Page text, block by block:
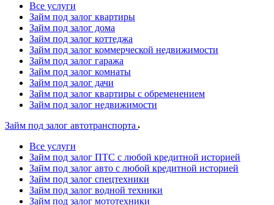
Все услуги
Займ под залог квартиры
Займ под залог дома
Займ под залог коттеджа
Займ под залог коммерческой недвижимости
Займ под залог гаража
Займ под залог комнаты
Займ под залог дачи
Займ под залог квартиры с обременением
Займ под залог недвижимости
Займ под залог автотранспорта
Все услуги
Займ под залог ПТС с любой кредитной историей
Займ под залог авто с любой кредитной историей
Займ под залог спецтехники
Займ под залог водной техники
Займ под залог мототехники